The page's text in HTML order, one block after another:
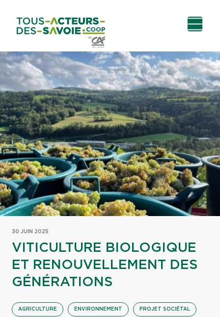
contenu
principal
30 JUIN 2025
VITICULTURE BIOLOGIQUE
ET RENOUVELLEMENT DES
GÉNÉRATIONS
AGRICULTURE ENVIRONNEMENT PROJET SOCIÉTAL